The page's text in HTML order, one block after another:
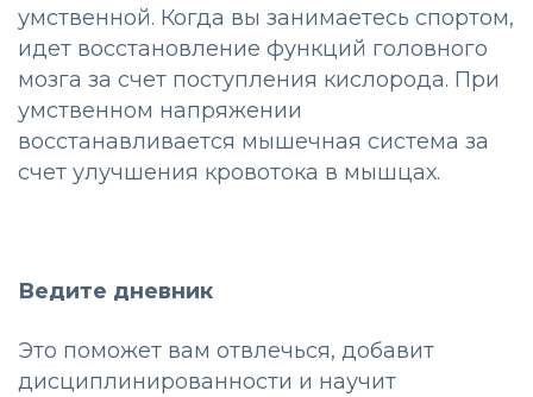
умственной. Когда вы занимаетесь спортом,
идет восстановление функций головного
мозга за счет поступления кислорода. При
умственном напряжении
восстанавливается мышечная система за
счет улучшения кровотока в мышцах.
Ведите дневник
Это поможет вам отвлечься, добавит
дисциплинированности и научит